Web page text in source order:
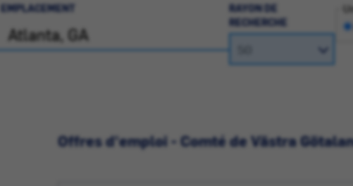
EMPLACEMENT
RAYON DE
RECHERCHE
Offres d'emploi - Comté de Västra